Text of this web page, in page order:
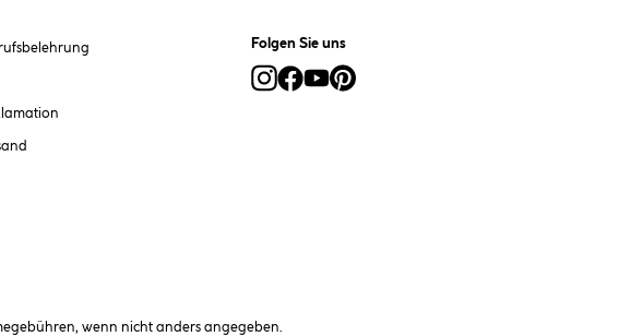
Folgen Sie uns
wenn nicht anders angegeben.